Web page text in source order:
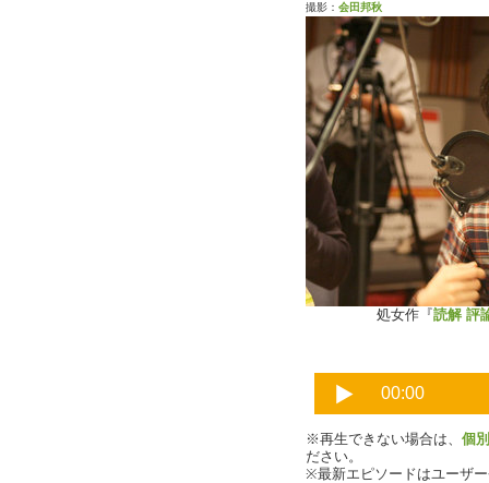
撮影： 会田邦秋
処女作『 読解 評
※再生できない場合は、 個
ださい。
※最新エピソードはユーザ